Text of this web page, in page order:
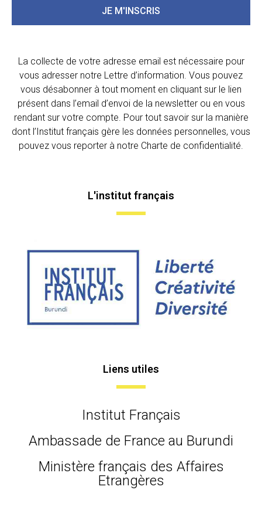
JE M'INSCRIS
La collecte de votre adresse email est nécessaire pour
vous adresser notre Lettre d’information. Vous pouvez
vous désabonner à tout moment en cliquant sur le lien
présent dans l’email d’envoi de la newsletter ou en vous
rendant sur votre compte. Pour tout savoir sur la manière
dont l’Institut français gère les données personnelles, vous
pouvez vous reporter à notre Charte de confidentialité.
L'institut français
Liens utiles
Institut Français
Ambassade de France au Burundi
Ministère français des Affaires
Etrangères